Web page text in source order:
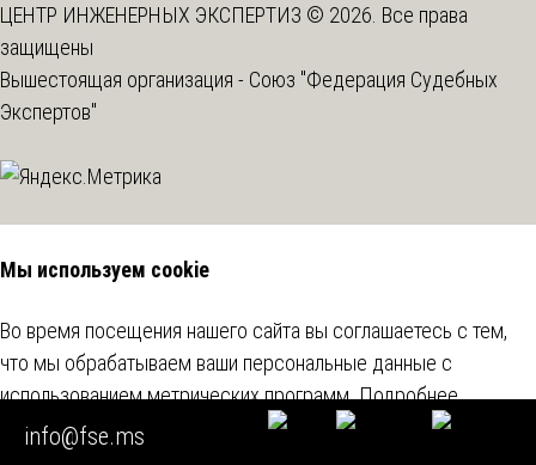
ЦЕНТР ИНЖЕНЕРНЫХ ЭКСПЕРТИЗ © 2026. Все права
защищены
Вышестоящая организация - Союз "Федерация Судебных
Экспертов"
info@fse.ms
Мы используем cookie
Во время посещения нашего сайта вы соглашаетесь с тем,
что мы обрабатываем ваши персональные данные с
использованием метрических программ.Подробнее